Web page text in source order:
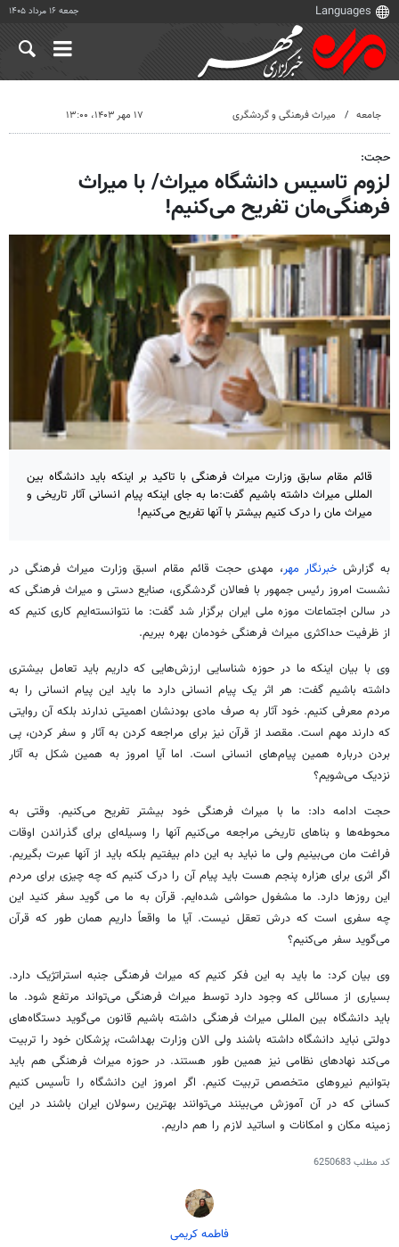
جمعه ۱۶ مرداد ۱۴۰۵
جامعه میراث فرهنگی و گردشگری ۱۷ مهر ۱۴۰۳، ۱۳:۰۰
حجت:
لزوم تاسیس دانشگاه میراث/ با میراث
فرهنگی‌مان تفریح می‌کنیم!
قائم مقام سابق وزارت میراث فرهنگی با تاکید بر اینکه باید دانشگاه بین
المللی میراث داشته باشیم گفت:ما به جای اینکه پیام انسانی آثار تاریخی و
میراث مان را درک کنیم بیشتر با آنها تفریح می‌کنیم!
به گزارشخبرنگار مهر، مهدی حجت قائم مقام اسبق وزارت میراث فرهنگی در
نشست امروز رئیس جمهور با فعالان گردشگری، صنایع دستی و میراث فرهنگی که
در سالن اجتماعات موزه ملی ایران برگزار شد گفت: ما نتوانسته‌ایم کاری کنیم که
از ظرفیت حداکثری میراث فرهنگی خودمان بهره ببریم.
وی با بیان اینکه ما در حوزه شناسایی ارزش‌هایی که داریم باید تعامل بیشتری
داشته باشیم گفت: هر اثر یک پیام انسانی دارد ما باید این پیام انسانی را به
مردم معرفی کنیم. خود آثار به صرف مادی بودنشان اهمیتی ندارند بلکه آن روایتی
که دارند مهم است. مقصد از قرآن نیز برای مراجعه کردن به آثار و سفر کردن، پی
بردن درباره همین پیام‌های انسانی است. اما آیا امروز به همین شکل به آثار
نزدیک می‌شویم؟
حجت ادامه داد: ما با میراث فرهنگی خود بیشتر تفریح می‌کنیم. وقتی به
محوطه‌ها و بناهای تاریخی مراجعه می‌کنیم آنها را وسیله‌ای برای گذراندن اوقات
فراغت مان می‌بینیم ولی ما نباید به این دام بیفتیم بلکه باید از آنها عبرت بگیریم.
اگر اثری برای هزاره پنجم هست باید پیام آن را درک کنیم که چه چیزی برای مردم
این روزها دارد. ما مشغول حواشی شده‌ایم. قرآن به ما میگوید سفر کنید این
چه سفری است کهدرش تعقل نیست. آیا ما واقعاً داریمهمان طور که قرآن
می‌گوید سفر می‌کنیم؟
وی بیان کرد: ما باید به این فکر کنیم که میراث فرهنگی جنبه استراتژیک دارد.
بسیاری از مسائلی که وجود دارد توسط میراث فرهنگی می‌تواند مرتفع شود. ما
باید دانشگاه بین المللیمیراث فرهنگی داشته باشیم قانون می‌گوید دستگاه‌های
دولتی نباید دانشگاه داشته باشند ولی الان وزارت بهداشت، پزشکان خود را تربیت
می‌کند نهادهای نظامی نیز همین طور هستند. در حوزه میراث فرهنگی هم باید
بتوانیم نیروهای متخصص تربیت کنیم. اگر امروز این دانشگاه را تأسیس کنیم
کسانی که در آن آموزش می‌بینند می‌توانند بهترین رسولان ایران باشند در این
زمینه مکان و امکانات و اساتید لازم را هم داریم.
کد مطلب6250683
فاطمه کریمی